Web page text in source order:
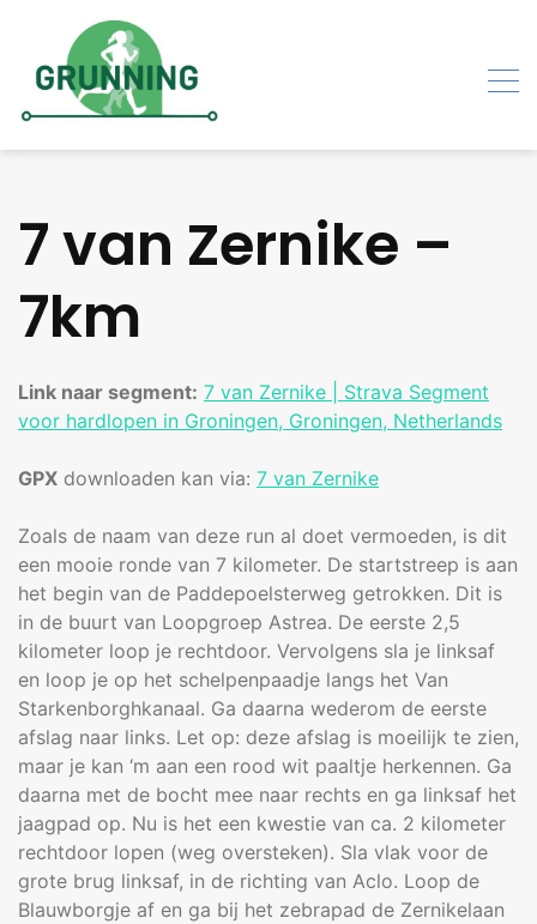
content
7 van Zernike –
7km
Link naar segment: 7 van Zernike | Strava Segment
voor hardlopen in Groningen, Groningen, Netherlands
GPX downloaden kan via: 7 van Zernike
Zoals de naam van deze run al doet vermoeden, is dit
een mooie ronde van 7 kilometer. De startstreep is aan
het begin van de Paddepoelsterweg getrokken. Dit is
in de buurt van Loopgroep Astrea. De eerste 2,5
kilometer loop je rechtdoor. Vervolgens sla je linksaf
en loop je op het schelpenpaadje langs het Van
Starkenborghkanaal. Ga daarna wederom de eerste
afslag naar links. Let op: deze afslag is moeilijk te zien,
maar je kan ‘m aan een rood wit paaltje herkennen. Ga
daarna met de bocht mee naar rechts en ga linksaf het
jaagpad op. Nu is het een kwestie van ca. 2 kilometer
rechtdoor lopen (weg oversteken). Sla vlak voor de
grote brug linksaf, in de richting van Aclo. Loop de
Blauwborgje af en ga bij het zebrapad de Zernikelaan